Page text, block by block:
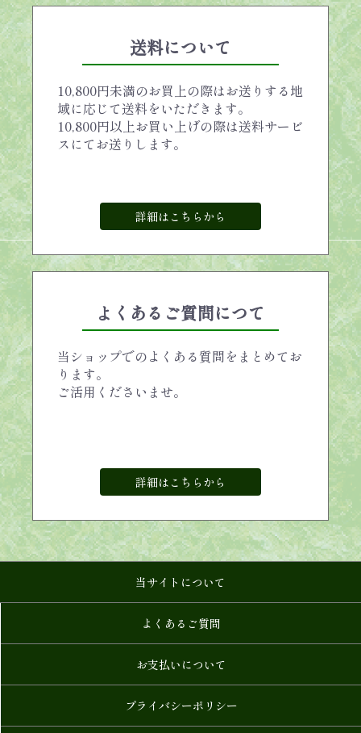
送料について
10,800円未満のお買上の際はお送りする地
域に応じて送料をいただきます。
10,800円以上お買い上げの際は送料サービ
スにてお送りします。
詳細はこちらから
よくあるご質問につて
当ショップでのよくある質問をまとめてお
ります。
ご活用くださいませ。
詳細はこちらから
当サイトについて
よくあるご質問
お支払いについて
プライバシーポリシー